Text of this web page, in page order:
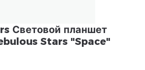
Световой планшет
Stars "Space"